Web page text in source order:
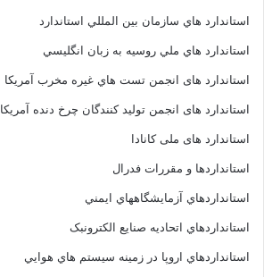
استاندارد هاي سازمان بين المللي استاندارد
استاندارد هاي ملي روسيه به زبان انگليسي
استاندارد های انجمن تست هاي غيره مخرب آمريکا
استاندارد های انجمن توليد کنندگان چرخ دنده آمريکا
استاندارد های ملی کانادا
استانداردها و مقررات فدرال
استانداردهاي آزمايشگاههاي ايمني
استانداردهاي اتحاديه صنايع الکترونبک
استانداردهاي اروپا در زمينه سيستم هاي هوايي